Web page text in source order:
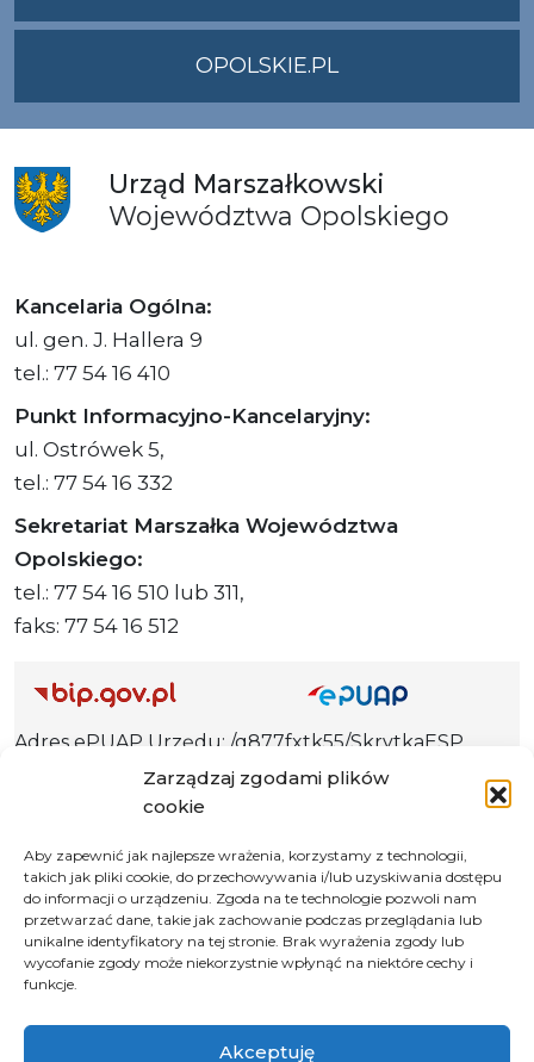
Zarządzaj zgodami plików
cookie
Aby zapewnić jak najlepsze wrażenia, korzystamy z technologii,
takich jak pliki cookie, do przechowywania i/lub uzyskiwania dostępu
do informacji o urządzeniu. Zgoda na te technologie pozwoli nam
przetwarzać dane, takie jak zachowanie podczas przeglądania lub
unikalne identyfikatory na tej stronie. Brak wyrażenia zgody lub
wycofanie zgody może niekorzystnie wpłynąć na niektóre cechy i
funkcje.
Akceptuję
OPOLSKIE.PL
Urząd Marszałkowski
Województwa Opolskiego
Kancelaria Ogólna:
ul. gen. J. Hallera 9
tel.: 77 54 16 410
Punkt Informacyjno-Kancelaryjny:
ul. Ostrówek 5,
tel.: 77 54 16 332
Sekretariat Marszałka Województwa
Opolskiego:
tel.: 77 54 16 510 lub 311,
faks: 77 54 16 512
Adres ePUAP Urzędu: /q877fxtk55/SkrytkaESP
Adres do e-Doręczeń
Urzędu: AE:PL-66703-73759-IGTUV-14
Polityka prywatności
Klauzula informacyjna RODO
Deklaracja dostępności